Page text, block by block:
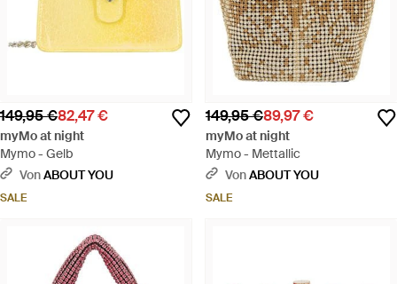
149,95 €82,47 €
myMo at night
Mymo - Gelb
VonABOUT YOU
SALE
149,95 €89,97 €
myMo at night
Mymo - Mettallic
VonABOUT YOU
SALE